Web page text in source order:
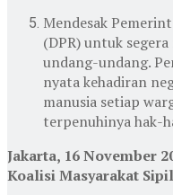
Mendesak
(DPR) untuk segera
undang-undang.
nyata kehadiran
manusia setiap
terpenuhinya hak-
Jakarta, 16 November
Koalisi Masyarakat